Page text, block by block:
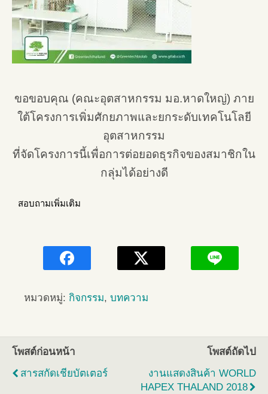
ขอขอบคุณ (คณะอุตสาหกรรม มอ.หาดใหญ่) ภาย
ใต้โครงการเพิ่มศักยภาพและยกระดับเทคโนโลยี
อุตสาหกรรม
ที่จัดโครงการนี้เพื่อการต่อยอดธุรกิจของสมาชิกใน
กลุ่มได้อย่างดี
สอบถามเพิ่มเติม
หมวดหมู่: กิจกรรม, บทความ
โพสต์ก่อนหน้า
สารสกัดเชียบัตเตอร์
โพสต์ถัดไป
งานแสดงสินค้า WORLD
HAPEX THALAND 2018